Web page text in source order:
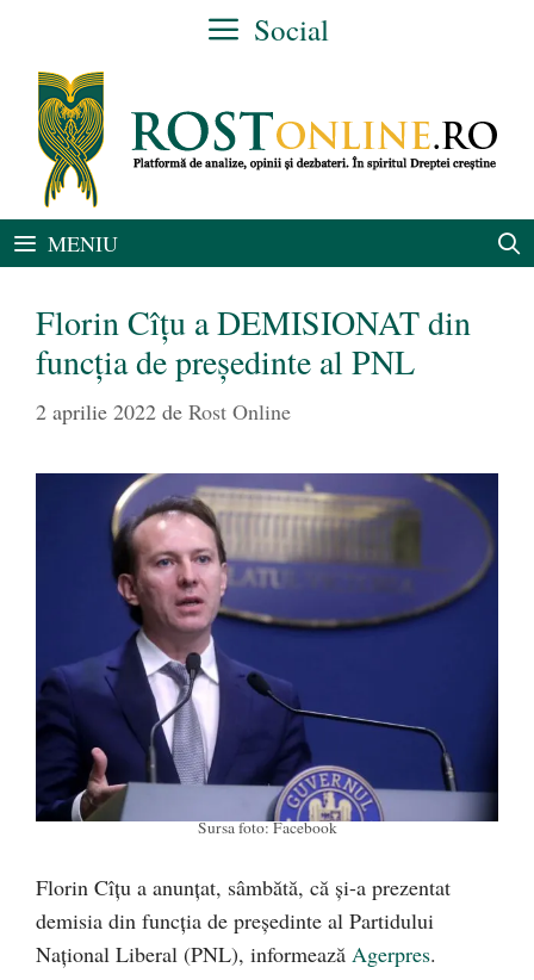
conținut
Social
MENIU
Florin Cîţu a DEMISIONAT din
funcţia de preşedinte al PNL
2 aprilie 2022 de Rost Online
Sursa foto: Facebook
Florin Cîţu a anunţat, sâmbătă, că şi-a prezentat
demisia din funcţia de preşedinte al Partidului
Naţional Liberal (PNL), informează Agerpres.